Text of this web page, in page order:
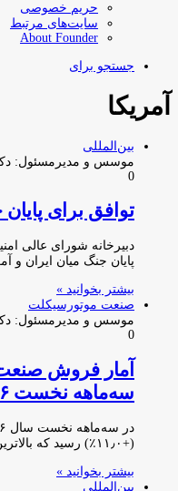
حریم خصوصی
سایت‌های مرتبط
About Founder
جستجو برای
آمریکا
بین‌المللی
موسس و مدیرمسئول:
0
توافق برای
دبیرخانه شورای عالی
پایان جنگ میان ایران و
بیشتر بخوانید »
صنعت موتورسیکلت
موسس و مدیرمسئول:
0
آمار فروش
سه‌ماهه نخست ۲۰۲۶ منتشر شد
(+۱۱٫۰٪) رسید که بالاترین میزان فروش فصلی در تاریخ محسوب…
بیشتر بخوانید »
بین‌المللی